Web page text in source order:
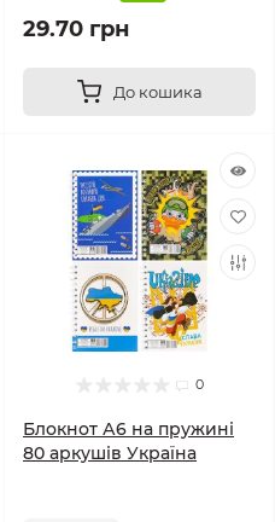
29.70 грн
До кошика
0
Блокнот А6 на пружині
80 аркушів Україна